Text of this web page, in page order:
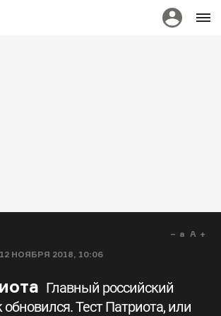
12 НОЯБРЯ 2018, 10:06
a A
Главный российский
Тест Патриота, или